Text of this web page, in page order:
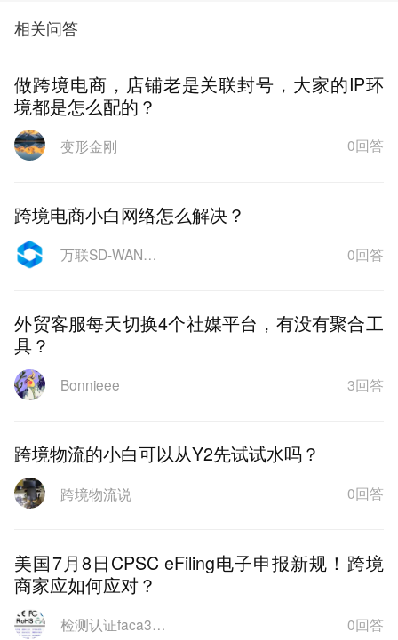
相关问答
做跨境电商，店铺老是关联封号，大家的IP环
境都是怎么配的？
变形金刚 0回答
跨境电商小白网络怎么解决？
万联SD-WAN跨境网络 0回答
外贸客服每天切换4个社媒平台，有没有聚合工
具？
Bonnieee 3回答
跨境物流的小白可以从Y2先试试水吗？
跨境物流说 0回答
美国7月8日CPSC eFiling电子申报新规！跨境
商家应如何应对？
检测认证faca3021 0回答